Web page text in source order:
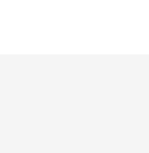
INHALTE IMMER AUCH AUF: